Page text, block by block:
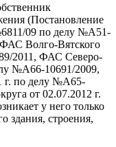
(Постановление
09 по делу №А51-
Волго-Вятского
2011, ФАС Северо-
№А66-10691/2009,
г. по делу №А65-
от 02.07.2012 г.
у него только
здания, строения,